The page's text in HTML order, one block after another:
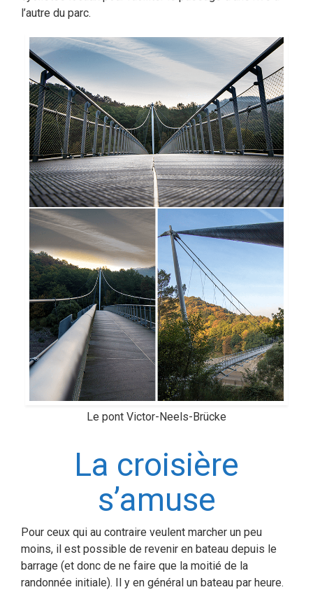
l’autre du parc.
Le pont Victor-Neels-Brücke
La croisière
s’amuse
Pour ceux qui au contraire veulent marcher un peu
moins, il est possible de revenir en bateau depuis le
barrage (et donc de ne faire que la moitié de la
randonnée initiale). Il y en général un bateau par heure.